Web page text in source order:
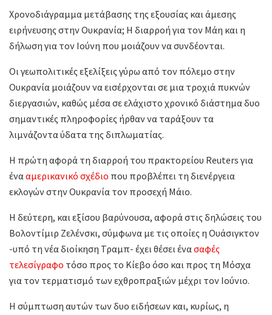
Χρονοδιάγραμμα μετάβασης της εξουσίας και άμεσης
ειρήνευσης στην Ουκρανία; Η διαρροή για τον Μάη και η
δήλωση για τον Ιούνη που μοιάζουν να συνδέονται.
Οι γεωπολιτικές εξελίξεις γύρω από τον πόλεμο στην
Ουκρανία μοιάζουν να εισέρχονται σε μια τροχιά πυκνών
διεργασιών, καθώς μέσα σε ελάχιστο χρονικό διάστημα δυο
σημαντικές πληροφορίες ήρθαν να ταράξουν τα
λιμνάζοντα ύδατα της διπλωματίας.
Η πρώτη αφορά τη διαρροή του πρακτορείου Reuters για
ένααμερικανικό σχέδιο που προβλέπει τη διενέργεια
εκλογών στην Ουκρανία τον προσεχή Μάιο.
Η δεύτερη, και εξίσου βαρύνουσα, αφορά στις δηλώσεις του
Βολοντίμιρ Ζελένσκι, σύμφωνα με τις οποίες η Ουάσιγκτον
-υπό τη νέα διοίκηση Τραμπ- έχει θέσει ένασαφές
τελεσίγραφο τόσο προς το Κίεβο όσο και προς τη Μόσχα
για τον τερματισμό των εχθροπραξιών μέχρι τον Ιούνιο.
Η σύμπτωση αυτών των δυο ειδήσεων και, κυρίως, η